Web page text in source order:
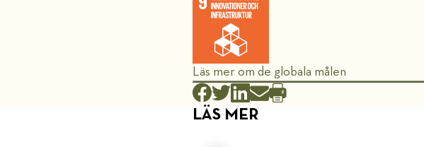
Läs mer om de globala målen
LÄS MER